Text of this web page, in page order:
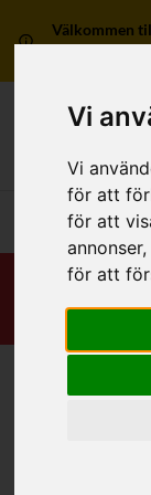
Vi
Vi
för att
för att
för att
Välkommen
/ RSK-